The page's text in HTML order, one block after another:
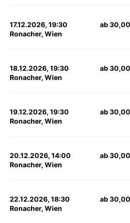
17.12.2026, 19:30
Ronacher, Wien
ab
18.12.2026, 19:30
Ronacher, Wien
ab
19.12.2026, 19:30
Ronacher, Wien
ab
20.12.2026, 14:00
Ronacher, Wien
ab
22.12.2026, 18:30
Ronacher, Wien
ab